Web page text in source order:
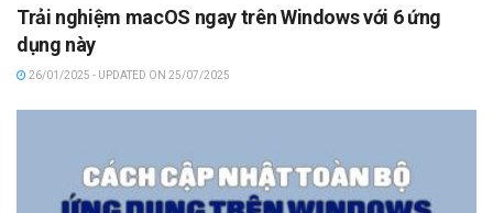
Trải nghiệm macOS ngay trên Windows với 6 ứng
dụng này
26/01/2025 - UPDATED ON 25/07/2025